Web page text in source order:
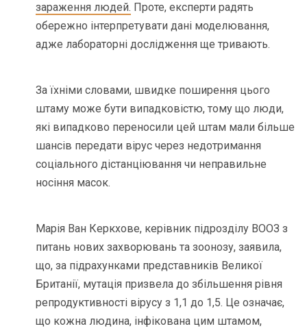
зараження людей. Проте, експерти радять
обережно інтерпретувати дані моделювання,
адже лабораторні дослідження ще тривають.
За їхніми словами, швидке поширення цього
штаму може бути випадковістю, тому що люди,
які випадково переносили цей штам мали більше
шансів передати вірус через недотримання
соціального дістанціювання чи неправильне
носіння масок.
Марія Ван Керкхове, керівник підрозділу ВООЗ з
питань нових захворювань та зоонозу, заявила,
що, за підрахунками представників Великої
Британії, мутація призвела до збільшення рівня
репродуктивності вірусу з 1,1 до 1,5. Це означає,
що кожна людина, інфікована цим штамом,